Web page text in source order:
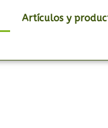
Artículos y